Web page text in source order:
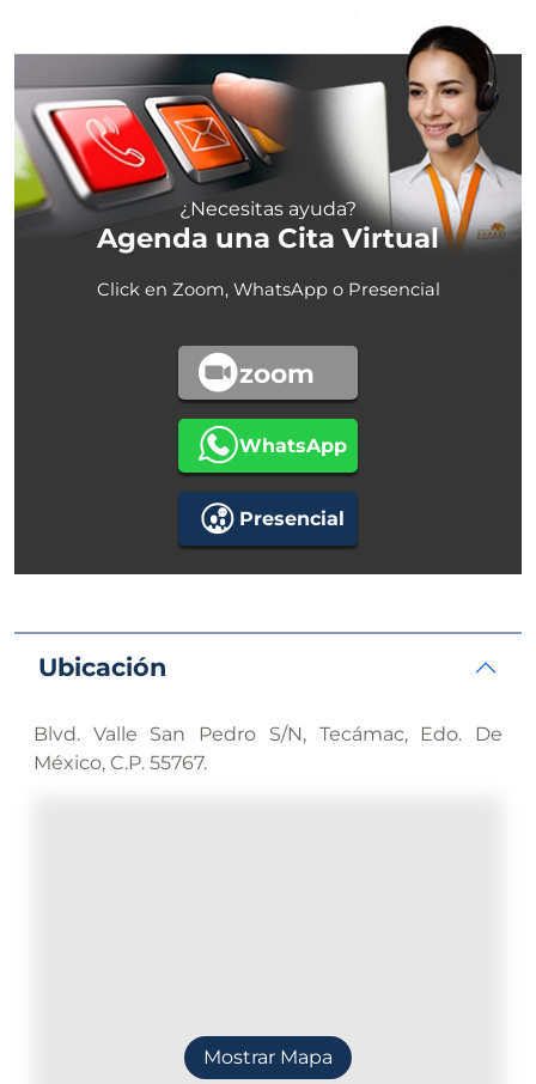
¿Necesitas ayuda?
Agenda una Cita Virtual
Click en Zoom, WhatsApp o Presencial
zoom
WhatsApp
Presencial
Ubicación
Blvd. Valle San Pedro S/N, Tecámac, Edo. De
México, C.P. 55767.
Mostrar Mapa